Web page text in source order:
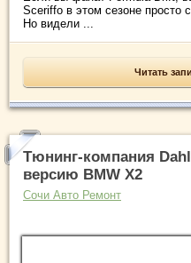
Sceriffo в этом сезоне просто
Но видели ...
Читать
Тюнинг-компания
версию BMW X2
Сочи Авто Ремонт